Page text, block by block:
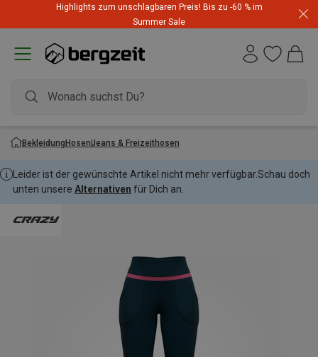
Highlights zum unschlagbaren Preis! Bis zu -60 % im
Summer Sale
BekleidungHosenJeans & Freizeithosen
Leider ist der gewünschte Artikel nicht mehr verfügbar.Schau doch
unten unsere Alternativen für Dich an.